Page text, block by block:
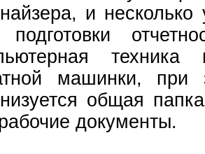
и
подготовки
машинки,
общая
документы.